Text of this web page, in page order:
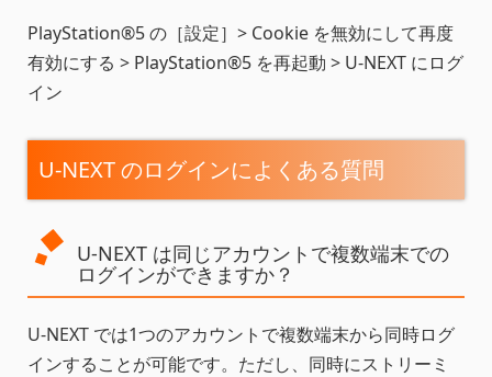
PlayStation®5 の［設定］> Cookie を無効にして再度
有効にする > PlayStation®5 を再起動 > U-NEXT にログ
イン
U-NEXT のログインによくある質問
U-NEXT は同じアカウントで複数端末での
ログインができますか？
U-NEXT では1つのアカウントで複数端末から同時ログ
インすることが可能です。ただし、同時にストリーミ